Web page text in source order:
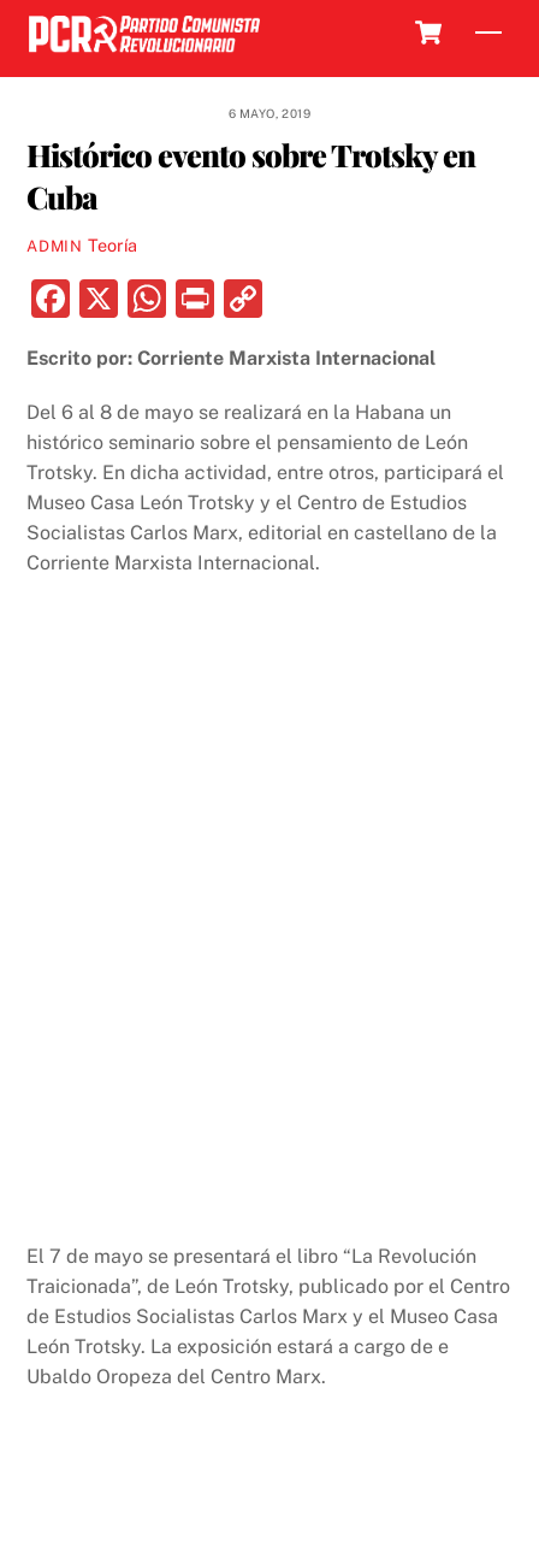
Skip
content
6 MAYO, 2019
Histórico evento sobre Trotsky en
Cuba
ADMIN Teoría
F
c
e
b
o
o
k
X
W
at
s
A
p
p
P
nt p
y
Li
n
k
Escrito por: Corriente Marxista Internacional
Del 6 al 8 de mayo se realizará en la Habana un
histórico seminario sobre el pensamiento de León
Trotsky. En dicha actividad, entre otros, participará el
Museo Casa León Trotsky y el Centro de Estudios
Socialistas Carlos Marx, editorial en castellano de la
Corriente Marxista Internacional.
El 7 de mayo se presentará el libro “La Revolución
Traicionada”, de León Trotsky, publicado por el Centro
de Estudios Socialistas Carlos Marx y el Museo Casa
León Trotsky. La exposición estará a cargo de e
Ubaldo Oropeza del Centro Marx.